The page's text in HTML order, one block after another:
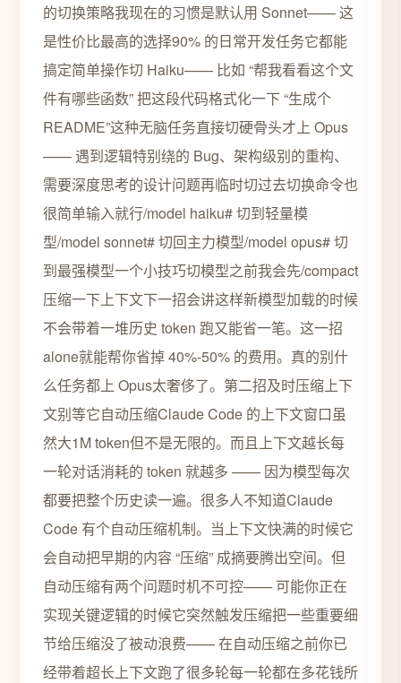
的切换策略我现在的习惯是默认用 Sonnet—— 这
是性价比最高的选择90% 的日常开发任务它都能
搞定简单操作切 Haiku—— 比如 “帮我看看这个文
件有哪些函数” 把这段代码格式化一下 “生成个
README”这种无脑任务直接切硬骨头才上 Opus
—— 遇到逻辑特别绕的 Bug、架构级别的重构、
需要深度思考的设计问题再临时切过去切换命令也
很简单输入就行/model haiku# 切到轻量模
型/model sonnet# 切回主力模型/model opus# 切
到最强模型一个小技巧切模型之前我会先/compact
压缩一下上下文下一招会讲这样新模型加载的时候
不会带着一堆历史 token 跑又能省一笔。这一招
alone就能帮你省掉 40%-50% 的费用。真的别什
么任务都上 Opus太奢侈了。第二招及时压缩上下
文别等它自动压缩Claude Code 的上下文窗口虽
然大1M token但不是无限的。而且上下文越长每
一轮对话消耗的 token 就越多 —— 因为模型每次
都要把整个历史读一遍。很多人不知道Claude
Code 有个自动压缩机制。当上下文快满的时候它
会自动把早期的内容 “压缩” 成摘要腾出空间。但
自动压缩有两个问题时机不可控—— 可能你正在
实现关键逻辑的时候它突然触发压缩把一些重要细
节给压缩没了被动浪费—— 在自动压缩之前你已
经带着超长上下文跑了很多轮每一轮都在多花钱所